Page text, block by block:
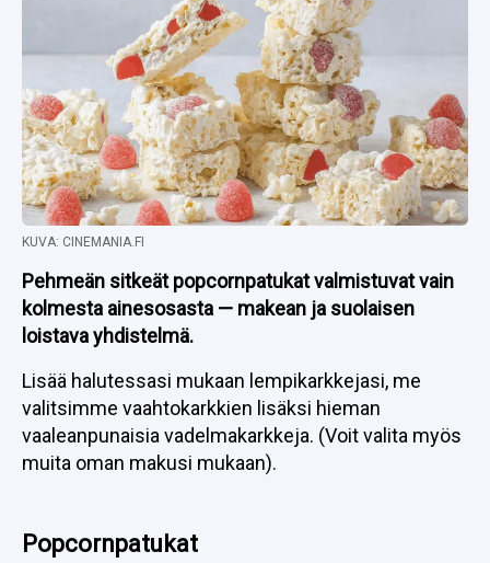
KUVA: CINEMANIA.FI
Pehmeän sitkeät popcornpatukat valmistuvat vain
kolmesta ainesosasta — makean ja suolaisen
loistava yhdistelmä.
Lisää halutessasi mukaan lempikarkkejasi, me
valitsimme vaahtokarkkien lisäksi hieman
vaaleanpunaisia vadelmakarkkeja. (Voit valita myös
muita oman makusi mukaan).
Popcornpatukat